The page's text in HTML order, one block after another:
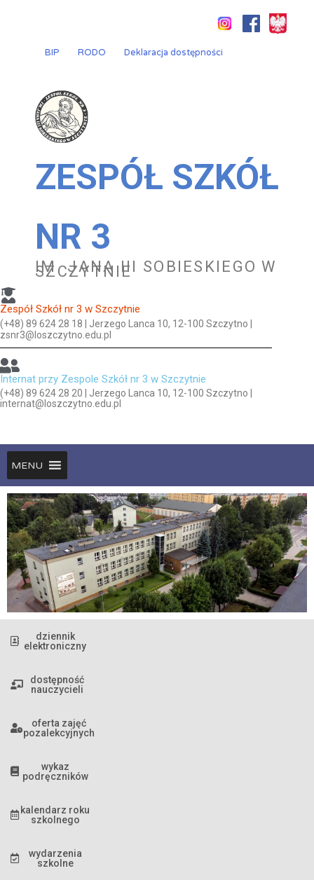
BIP
RODO Deklaracja dostępności
ZESPÓŁ SZKÓŁ
NR 3
IM. JANA III SOBIESKIEGO W
SZCZYTNIE
Zespół Szkół nr 3 w Szczytnie
(+48) 89 624 28 18 | Jerzego Lanca 10, 12-100 Szczytno |
zsnr3@loszczytno.edu.pl
Internat przy Zespole Szkół nr 3 w Szczytnie
(+48) 89 624 28 20 | Jerzego Lanca 10, 12-100 Szczytno |
internat@loszczytno.edu.pl
MENU
dziennik
elektroniczny
dostępność
nauczycieli
oferta zajęć
pozalekcyjnych
wykaz
podręczników
kalendarz roku
szkolnego
wydarzenia
szkolne